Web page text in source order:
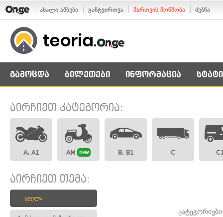
ახალი ამბები განტვირთვა მართვის მოწმობა ძებნა
გამოცდა ბილეთები ინფორმაცია
აირჩიეთ კატეგორია:
A, A1 AM NEW B, B1 C
აირჩიეთ თემა:
ყველა